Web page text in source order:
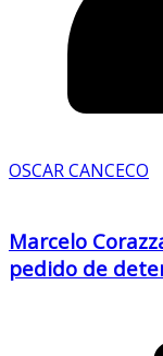
OSCAR CANCECO
Marcelo
pedido de